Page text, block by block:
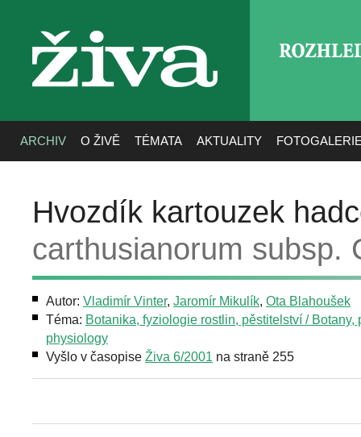
živa
ARCHIV O ŽIVĚ TÉMATA AKTUALITY
Hvozdík kartouzek
carthusianorum subsp.
Autor: Vladimír Vinter, Jaromír Mikulík, Ota Blahoušek
Téma: Botanika, fyziologie rostlin, pěstitelství / Botany,
physiology
Vyšlo v časopise Živa 6/2001 na straně 255